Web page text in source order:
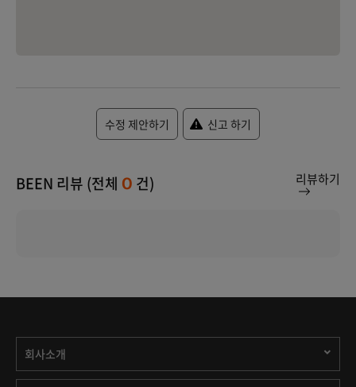
수정 제안하기 신고 하기
BEEN 리뷰 (전체 0 건) 리뷰하기
회사소개